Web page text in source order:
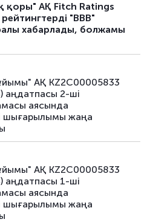
негізгі
негізгі
негізгі
негізгі
қоры" АҚ Fitch Ratings
рейтингтерді "BBB"
хабарлады, болжамы
АҚ KZ2C00005833
аңдатпасы 2-ші
аясында
шығарылымы жаңа
АҚ KZ2C00005833
аңдатпасы 1-ші
аясында
шығарылымы жаңа